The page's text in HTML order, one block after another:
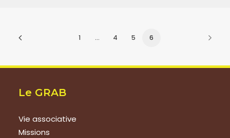
1 … 4 5 6
Le GRAB
Vie associative
Missions